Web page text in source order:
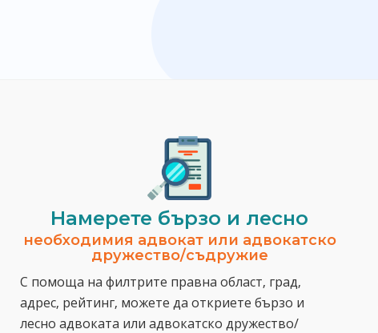
Намерете бързо и лесно
необходимия адвокат или адвокатско
дружество/съдружие
С помоща на филтрите правна област, град,
адрес, рейтинг, можете да откриете бързо и
лесно адвоката или адвокатско дружество/